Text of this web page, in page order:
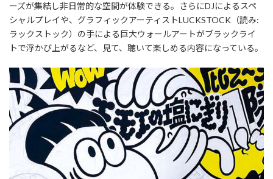
ーズが集結し非日常的な空間が体験できる。さらにDJによるスペ
シャルプレイや、グラフィックアーティストLUCKSTOCK（読み:
ラックストック）の手による巨大ウォールアートがブラックライ
トで浮かび上がるなど、見て、聴いて楽しめる内容になっている。